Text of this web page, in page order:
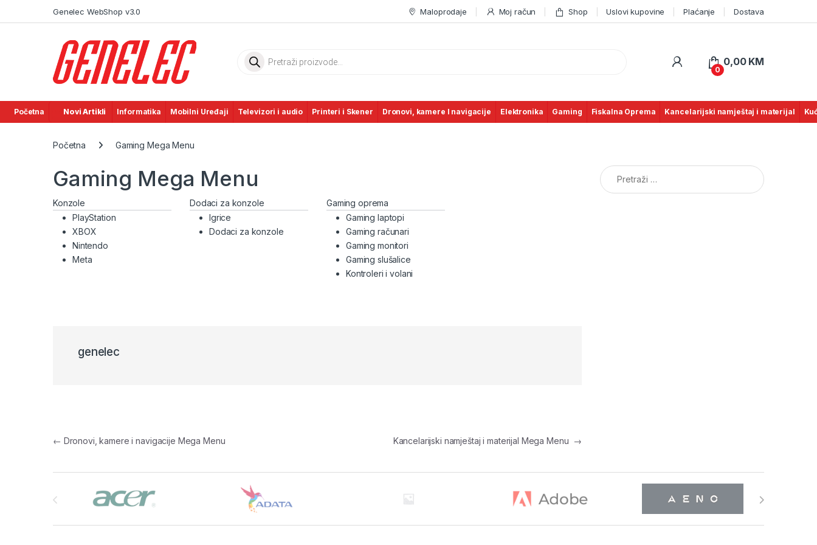
Genelec WebShop v3.0 Maloprodaje Moj račun Shop Uslovi kupovine Plaćanje Dostava
Products search
0
0,00 KM
Početna Novi Artikli Informatika Mobilni Uređaji Televizori i audio Printeri i Skener Dronovi, kamere I navigacije Elektronika Gaming Fiskalna Oprema Kancelarijski namještaj i materijal
Početna Gaming Mega Menu
Gaming Mega Menu
Konzole
PlayStation
XBOX
Nintendo
Meta
Dodaci za konzole
Igrice
Dodaci za konzole
Gaming oprema
Gaming laptopi
Gaming računari
Gaming monitori
Gaming slušalice
Kontroleri i volani
genelec
Navigacija članaka
← Dronovi, kamere i navigacije Mega Menu Kancelarijski namještaj i materijal Mega Menu →
Pretraga: